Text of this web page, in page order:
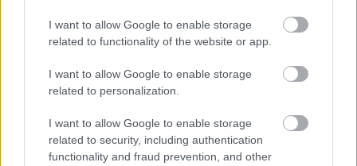
I want to allow Google to enable storage
related to functionality of the website or app.
I want to allow Google to enable storage
related to personalization.
I want to allow Google to enable storage
related to security, including authentication
functionality and fraud prevention, and other
Pfizer és a Biontech kísérleti oltóanyaga
a koronavírus ellen
Ártani mindig egyszerű, építeni a nehéz!